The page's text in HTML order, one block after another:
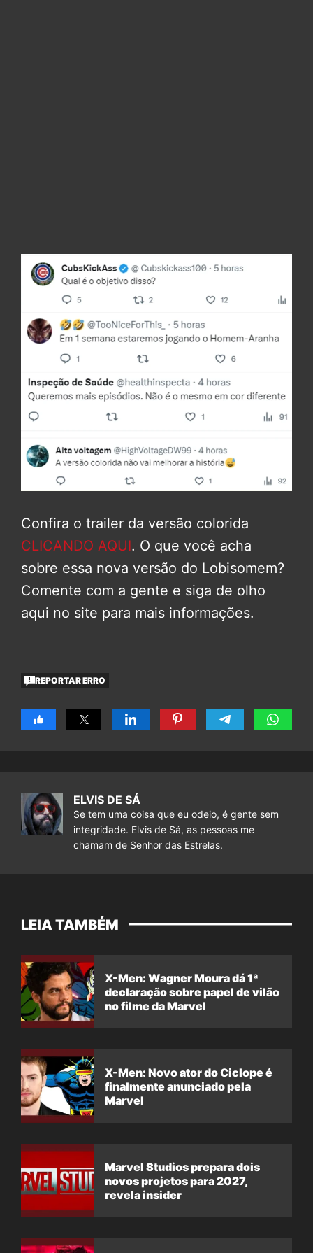
Confira o trailer da versão colorida
CLICANDO AQUI. O que você acha
sobre essa nova versão do Lobisomem?
Comente com a gente e siga de olho
aqui no site para mais informações.
REPORTAR ERRO
ELVIS DE SÁ
Se tem uma coisa que eu odeio, é gente sem
integridade. Elvis de Sá, as pessoas me
chamam de Senhor das Estrelas.
LEIA TAMBÉM
X-Men: Wagner Moura dá 1ª
declaração sobre papel de vilão
no filme da Marvel
X-Men: Novo ator do Ciclope é
finalmente anunciado pela
Marvel
Marvel Studios prepara dois
novos projetos para 2027,
revela insider